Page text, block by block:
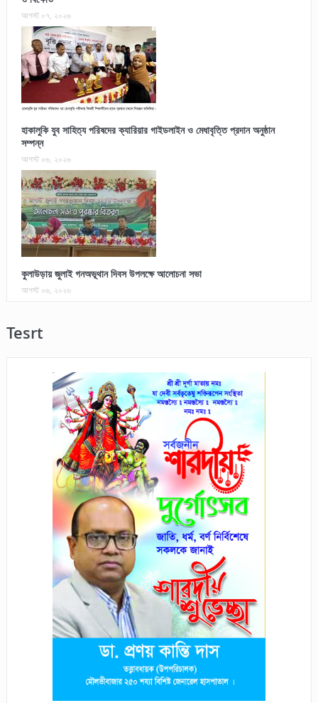
আগস্ট ০৭, ২০২৬
হাকালুকি যুব সাহিত্য পরিষদের ক্যারিয়ার গাইডলাইন ও মেধাবৃত্তি প্রদান অনুষ্ঠান
সম্পন্ন
আগস্ট ০৬, ২০২৬
কুলাউড়ায় জুলাই গনঅভূথান দিবস উপলক্ষে আলোচনা সভা
আগস্ট ০৬, ২০২৬
Tesrt